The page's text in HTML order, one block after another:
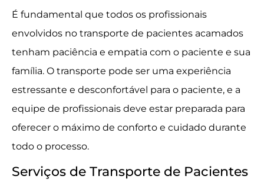
É fundamental que todos os profissionais
envolvidos no transporte de pacientes acamados
tenham paciência e empatia com o paciente e sua
família. O transporte pode ser uma experiência
estressante e desconfortável para o paciente, e a
equipe de profissionais deve estar preparada para
oferecer o máximo de conforto e cuidado durante
todo o processo.
Serviços de Transporte de Pacientes